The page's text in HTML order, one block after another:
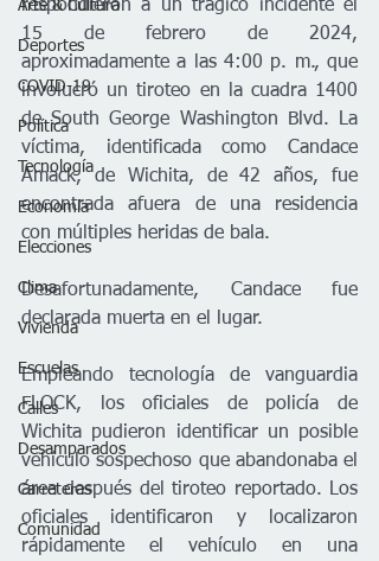
Arte & Cultura
Deportes
COVID-19
Política
Tecnología
Economía
Elecciones
Clima
Vivienda
Escuelas
Calles
Desamparados
Carreteras
Comunidad
respondieron a un trágico incidente el
15 de febrero de 2024,
aproximadamente a las 4:00 p. m., que
involucró un tiroteo en la cuadra 1400
de South George Washington Blvd. La
víctima, identificada como Candace
Amack, de Wichita, de 42 años, fue
encontrada afuera de una residencia
con múltiples heridas de bala.
Desafortunadamente, Candace fue
declarada muerta en el lugar.
Empleando tecnología de vanguardia
FLOCK, los oficiales de policía de
Wichita pudieron identificar un posible
vehículo sospechoso que abandonaba el
área después del tiroteo reportado. Los
oficiales identificaron y localizaron
rápidamente el vehículo en una